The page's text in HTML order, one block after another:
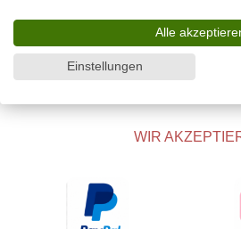
WIR
Alle
Einstellungen